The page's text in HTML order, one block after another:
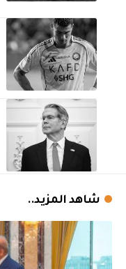
شاهد المزيد..